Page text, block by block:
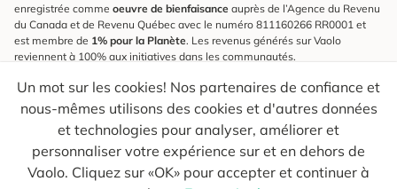
Un mot sur les cookies! Nos partenaires de confiance et
nous-mêmes utilisons des cookies et d'autres données
et technologies pour analyser, améliorer et
personnaliser votre expérience sur et en dehors de
Vaolo. Cliquez sur «OK» pour accepter et continuer à
enregistrée comme oeuvre de bienfaisance auprès de l’Agence du Revenu
du Canada et de Revenu Québec avec le numéro 811160266 RR0001 et
est membre de 1% pour la Planète. Les revenus générés sur Vaolo
reviennent à 100% aux initiatives dans les communautés.
S'inscrire à l'infolettre
Pour connaître les nouveautés, suivre nos explorateurs et recevoir des
astuces pour des voyages plus conscients.
Ton courriel Envoyer